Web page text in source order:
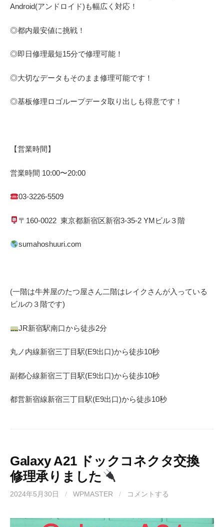
Android(アンドロイド) も幅広く対応！
◎都内最安値に挑戦！
◎即日修理最短15分で修理可能！
◎大切なデータもそのまま修理可能です！
◎基板修理ロゴループデータ取り出しも得意です！
【営業時間】
営業時間 10:00〜20:00
03-3226-5509
〒 160-0022 東京都新宿区新宿3-35-2 YMビル３階
sumahoshuuri.com
(一階は牛丼屋のたつ屋さん二階はレイクさんが入っている
ビルの３階です)
JR新宿駅南口から徒歩2分
丸ノ内線新宿三丁目駅(E9出口)から徒歩10秒
副都心線新宿三丁目駅(E9出口)から徒歩10秒
都営新宿線新宿三丁目駅(E9出口)から徒歩10秒
Galaxy A21 ドックコネクタ交換
修理承りました
2024年5月30日 / WPMASTER / コメントする